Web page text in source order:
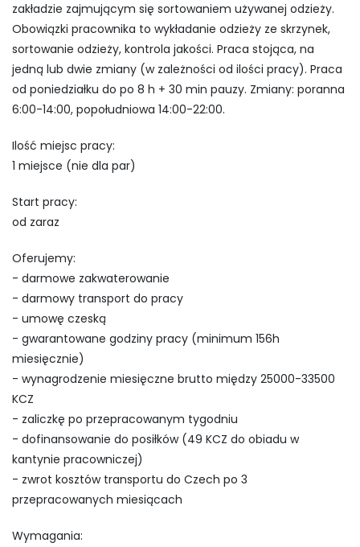
zakładzie zajmującym się sortowaniem używanej odzieży.
Obowiązki pracownika to wykładanie odzieży ze skrzynek,
sortowanie odzieży, kontrola jakości. Praca stojąca, na
jedną lub dwie zmiany (w zależności od ilości pracy). Praca
od poniedziałku do po 8 h + 30 min pauzy. Zmiany: poranna
6:00-14:00, popołudniowa 14:00-22:00.
Ilość miejsc pracy:
1 miejsce (nie dla par)
Start pracy:
od zaraz
Oferujemy:
- darmowe zakwaterowanie
- darmowy transport do pracy
- umowę czeską
- gwarantowane godziny pracy (minimum 156h
miesięcznie)
- wynagrodzenie miesięczne brutto między 25000-33500
KCZ
- zaliczkę po przepracowanym tygodniu
- dofinansowanie do posiłków (49 KCZ do obiadu w
kantynie pracowniczej)
- zwrot kosztów transportu do Czech po 3
przepracowanych miesiącach
Wymagania: